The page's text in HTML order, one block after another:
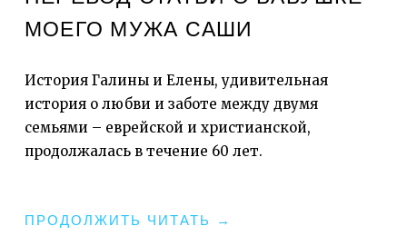
МОЕГО МУЖА САШИ
История Галины и Елены, удивительная
история о любви и заботе между двумя
семьями – еврейской и христианской,
продолжалась в течение 60 лет.
ПРОДОЛЖИТЬ ЧИТАТЬ
"ГАЛИНА
→